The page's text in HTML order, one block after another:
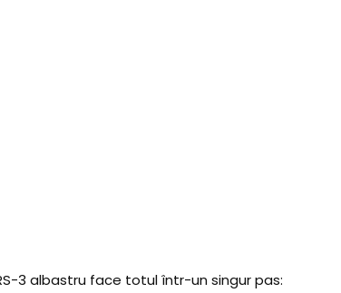
3 albastru face totul într-un singur pas: